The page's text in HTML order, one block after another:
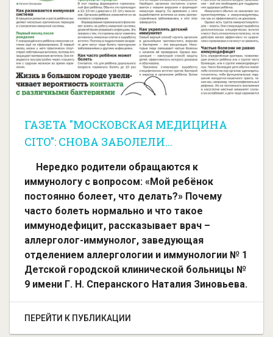
ГАЗЕТА "МОСКОВСКАЯ МЕДИЦИНА
CITO": СНОВА ЗАБОЛЕЛИ...
Нередко родители обращаются к
иммунологу с вопросом: «Мой ребёнок
постоянно болеет, что делать?» Почему
часто болеть нормально и что такое
иммунодефицит, рассказывает врач –
аллерголог-иммунолог, заведующая
отделением аллергологии и иммунологии № 1
Детской городской клинической больницы №
9 имени Г. Н. Сперанского Наталия Зиновьева.
ПЕРЕЙТИ К ПУБЛИКАЦИИ